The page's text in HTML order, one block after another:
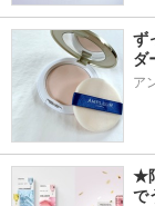
ず
ダ
ア
★
で